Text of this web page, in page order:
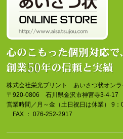
株式会社栄光プリント あいさつ状オンラ
〒920-0806 石川県金沢市神宮寺3-4-17
営業時間／月～金（土日祝日は休業） 9
FAX ： 076-252-2917